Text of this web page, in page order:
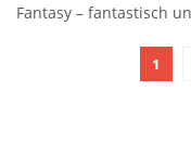
Fantasy – fantastisch
1